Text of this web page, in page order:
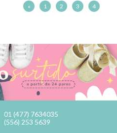
« 1 2 3 4
01 (477) 7634035
(556) 253 5639